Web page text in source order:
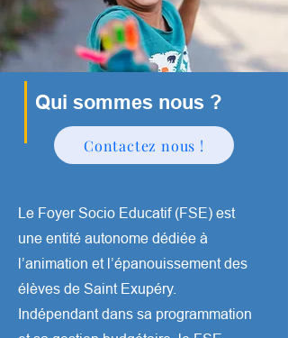
Qui sommes nous ?
Contactez nous !
L e Foyer Socio Educatif (FSE) est
une entité autonome dédiée à
l’animation et l’épanouissement des
élèves de Saint Exupéry.
Indépendant dans sa programmation